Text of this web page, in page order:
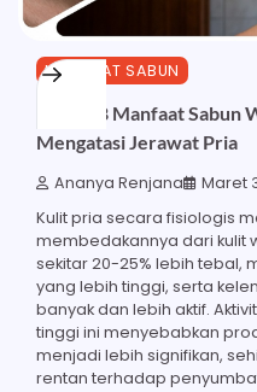
MANFAAT SABUN
Inilah 28 Manfaat Sabun
Mengatasi Jerawat Pria
Ananya Renjana Maret
Kulit pria secara fisiologis
membedakannya dari kulit
sekitar 20-25% lebih tebal,
yang lebih tinggi, serta
banyak dan lebih aktif.
tinggi ini menyebabkan
menjadi lebih signifikan,
rentan terhadap